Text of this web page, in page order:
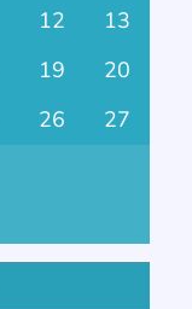
12
13
19
20
26
27